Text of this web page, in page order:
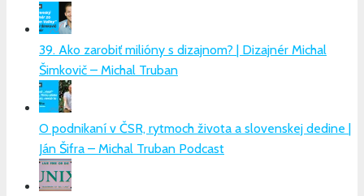
39. Ako zarobiť milióny s dizajnom? | Dizajnér Michal
Šimkovič – Michal Truban
O podnikaní v ČSR, rytmoch života a slovenskej dedine |
Ján Šifra – Michal Truban Podcast